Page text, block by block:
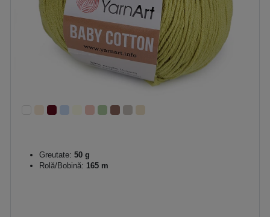
Greutate: 50 g
Rolă/Bobină: 165 m